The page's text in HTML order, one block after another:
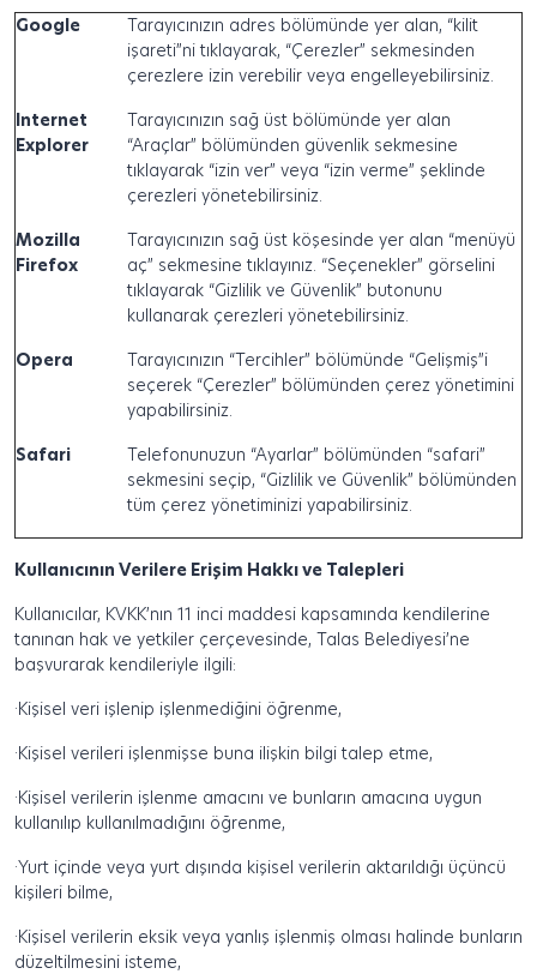
Google
Tarayıcınızın adres bölümünde yer alan, “kilit
işareti”ni tıklayarak, “Çerezler” sekmesinden
çerezlere izin verebilir veya engelleyebilirsiniz.
Internet
Explorer
Tarayıcınızın sağ üst bölümünde yer alan
“Araçlar” bölümünden güvenlik sekmesine
tıklayarak “izin ver” veya “izin verme” şeklinde
çerezleri yönetebilirsiniz.
Mozilla
Firefox
Tarayıcınızın sağ üst köşesinde yer alan “menüyü
aç” sekmesine tıklayınız. “Seçenekler” görselini
tıklayarak “Gizlilik ve Güvenlik” butonunu
kullanarak çerezleri yönetebilirsiniz.
Opera
Tarayıcınızın “Tercihler” bölümünde “Gelişmiş”i
seçerek “Çerezler” bölümünden çerez yönetimini
yapabilirsiniz.
Safari
Telefonunuzun “Ayarlar” bölümünden “safari”
sekmesini seçip, “Gizlilik ve Güvenlik” bölümünden
tüm çerez yönetiminizi yapabilirsiniz.
Kullanıcının Verilere Erişim Hakkı ve Talepleri
Kullanıcılar, KVKK’nın 11 inci maddesi kapsamında kendilerine
tanınan hak ve yetkiler çerçevesinde, Talas Belediyesi’ne
başvurarak kendileriyle ilgili:
·Kişisel veri işlenip işlenmediğini öğrenme,
·Kişisel verileri işlenmişse buna ilişkin bilgi talep etme,
·Kişisel verilerin işlenme amacını ve bunların amacına uygun
kullanılıp kullanılmadığını öğrenme,
·Yurt içinde veya yurt dışında kişisel verilerin aktarıldığı üçüncü
kişileri bilme,
·Kişisel verilerin eksik veya yanlış işlenmiş olması halinde bunların
düzeltilmesini isteme,